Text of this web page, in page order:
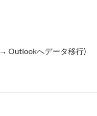
Outlookへデータ移行)